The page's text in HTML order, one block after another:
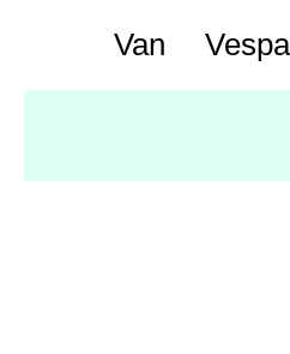
Van Vespa